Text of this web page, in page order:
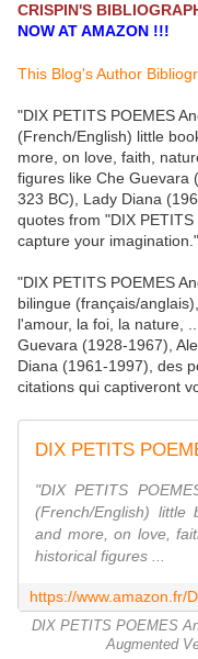
CRISPIN'S
NOW AT AMAZON !!!
This Blog's Author
"DIX PETITS POEMES
(French/English) little
more, on love, faith,
figures like Che Guevara
323 BC), Lady Diana
quotes from "DIX
capture your imagination."
"DIX PETITS POEMES
bilingue (français/
l'amour, la foi, la nature,
Guevara (1928-1967),
Diana (1961-1997), des
citations qui captiveront
"DIX PETITS
(French/English)
and more, on love,
historical figures ...
DIX PETITS POEMES
Augmented